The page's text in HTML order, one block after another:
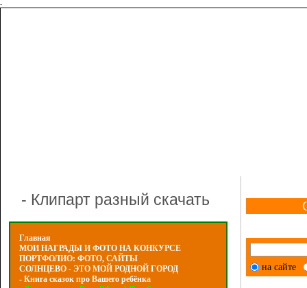
-
- Клипарт разный скачать
Главная
МОИ НАГРАДЫ И ФОТО НА КОНКУРСЕ
ПОРТФОЛИО: ФОТО, САЙТЫ
СОЛНЦЕВО - ЭТО МОЙ РОДНОЙ ГОРОД
- Книга сказок про Вашего ребёнка
на сайте